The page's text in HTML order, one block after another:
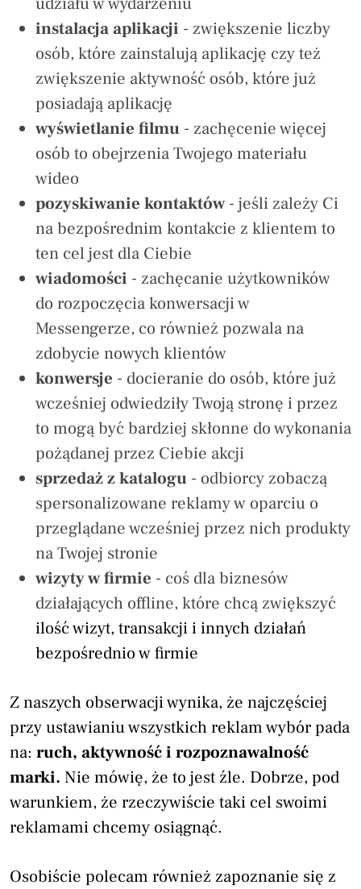
instalacja aplikacji - zwiększenie liczby
osób, które zainstalują aplikację czy też
zwiększenie aktywność osób, które już
posiadają aplikację
wyświetlanie filmu - zachęcenie więcej
osób to obejrzenia Twojego materiału
wideo
pozyskiwanie kontaktów- jeśli zależy Ci
na bezpośrednim kontakcie z klientem to
ten cel jest dla Ciebie
wiadomości - zachęcanie użytkowników
do rozpoczęcia konwersacji w
Messengerze, co również pozwala na
zdobycie nowych klientów
konwersje - docieranie do osób, które już
wcześniej odwiedziły Twoją stronę i przez
to mogą być bardziej skłonne do wykonania
pożądanej przez Ciebie akcji
sprzedaż z katalogu - odbiorcy zobaczą
spersonalizowane reklamy w oparciu o
przeglądane wcześniej przez nich produkty
na Twojej stronie
wizyty w firmie - coś dla biznesów
działających offline, które chcą zwiększyć
ilość wizyt, transakcji i innych działań
bezpośrednio w firmie
Z naszych obserwacji wynika, że najczęściej
przy ustawianiu wszystkich reklam wybór pada
na: ruch, aktywność i rozpoznawalność
marki. Nie mówię, że to jest źle. Dobrze, pod
warunkiem, że rzeczywiście taki cel swoimi
reklamami chcemy osiągnąć.
Osobiście polecam również zapoznanie się z